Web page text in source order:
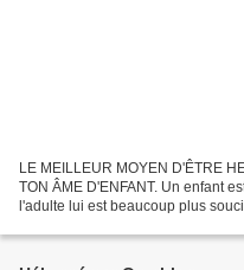
LE MEILLEUR MOYEN D'ÊTRE
TON ÂME D'ENFANT. Un enfant
l'adulte lui est beaucoup plus